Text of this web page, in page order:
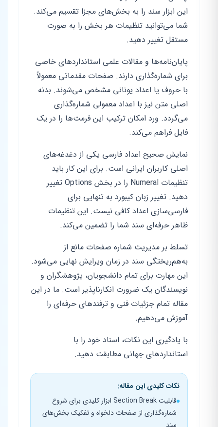
این ابزار سند را به بخش‌های مجزا تقسیم می‌کند.
شما می‌توانید تنظیمات هر بخش را به صورت
مستقل تغییر دهید.
پایان‌نامه‌ها و مقالات علمی استانداردهای خاصی
برای شماره‌گذاری دارند. صفحات مقدماتی معمولاً
با حروف یا اعداد یونانی مشخص می‌شوند. بدنه
اصلی متن نیز با اعداد معمولی شماره‌گذاری
می‌گردد. ورد امکان ترکیب این فرمت‌ها را در یک
فایل فراهم می‌کند.
نمایش صحیح اعداد فارسی یکی از دغدغه‌های
اصلی کاربران ایرانی است. برای این کار باید
تنظیمات Numeral را در بخش Options تغییر
دهید. تغییر زبان کیبورد به تنهایی برای
فارسی‌سازی اعداد کافی نیست. این تنظیمات
ظاهر حرفه‌ای سند شما را تضمین می‌کند.
تسلط بر مدیریت شماره صفحات مانع از
به‌هم‌ریختگی سند در زمان ویرایش نهایی می‌شود.
این مهارت برای تمام دانشجویان، پژوهشگران و
نویسندگان یک ضرورت انکارناپذیر است. ما در این
مقاله تمام جزئیات فنی و ترفندهای حرفه‌ای را
آموزش می‌دهیم.
با یادگیری این نکات، اسناد خود را با
استانداردهای جهانی مطابقت دهید.
نکات کلیدی این مقاله:
قابلیت Section Break ابزار کلیدی برای شروع
شماره‌گذاری از صفحات دلخواه و تفکیک بخش‌های